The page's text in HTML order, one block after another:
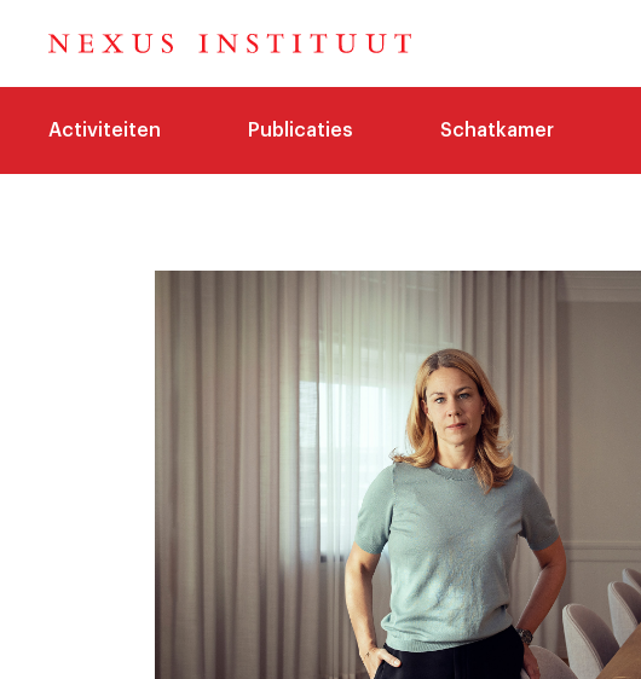
Activiteiten Publicaties Schatkamer